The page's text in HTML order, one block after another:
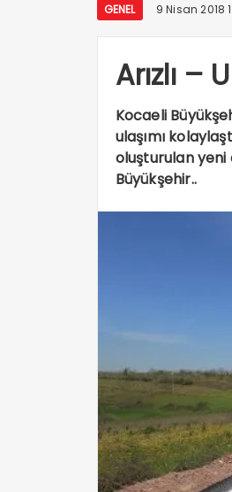
GENEL 9 Nisan 2018
Arızlı
Kocaeli
ulaşımı
oluşturulan
Büyükşehir..